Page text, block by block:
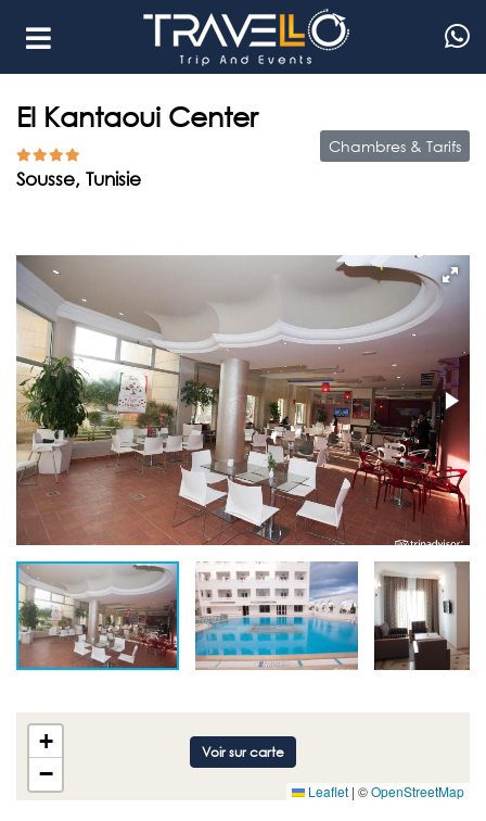
El Kantaoui Center
Sousse, Tunisie
Chambres & Tarifs
+
−
Leaflet | ©OpenStreetMap
Voir sur carte